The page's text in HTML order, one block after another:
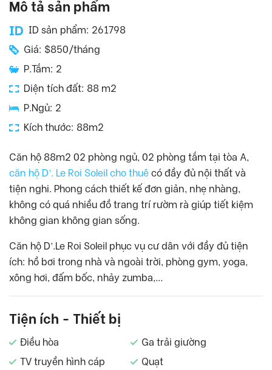
Mô tả sản phẩm
ID sản phẩm: 261798
Giá: $850/tháng
P.Tắm: 2
Diện tích đất: 88 m2
P.Ngủ: 2
Kích thước: 88m2
Căn hộ 88m2 02 phòng ngủ, 02 phòng tắm tại tòa A,
căn hộ D’. Le Roi Soleil cho thuê có đầy đủ nội thất và
tiện nghi. Phong cách thiết kế đơn giản, nhẹ nhàng,
không có quá nhiều đồ trang trí rườm rà giúp tiết kiệm
không gian không gian sống.
Căn hộ D’.Le Roi Soleil phục vụ cư dân với đầy đủ tiện
ích: hồ bơi trong nhà và ngoài trời, phòng gym, yoga,
xông hơi, đấm bốc, nhảy zumba,…
Tiện ích - Thiết bị
Điều hòa
Ga trải giường
TV truyền hình cáp
Quạt